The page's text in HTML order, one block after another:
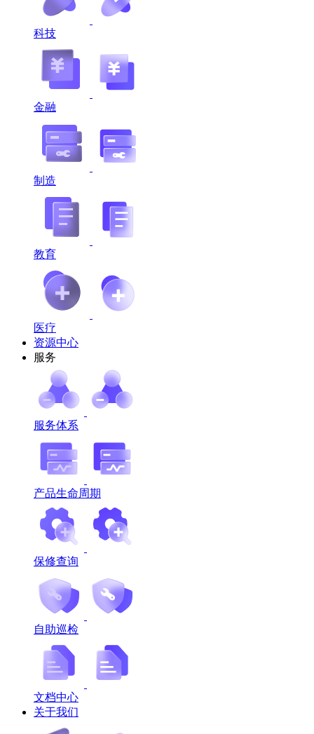
科技
金融
制造
教育
医疗
资源中心
服务
服务体系
产品生命周期
保修查询
自助巡检
文档中心
关于我们